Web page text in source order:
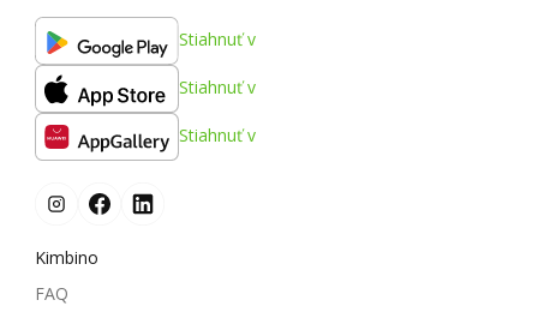
Stiahnuť v
Stiahnuť v
Stiahnuť v
Kimbino
FAQ